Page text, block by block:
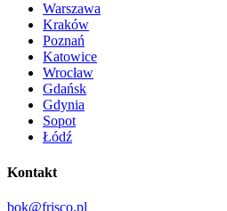
Warszawa
Kraków
Poznań
Katowice
Wrocław
Gdańsk
Gdynia
Sopot
Łódź
Kontakt
bok@frisco.pl